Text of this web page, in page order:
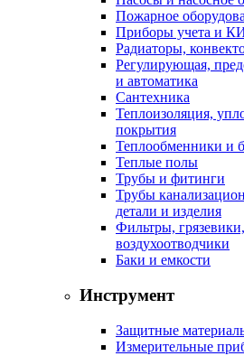
Пожарное
Приборы учета и
Радиаторы,
Регулирующая,
и автоматика
Сантехника
Теплоизоляция,
покрытия
Теплообменники и
Теплые полы
Трубы и фитинги
Трубы
детали и изделия
Фильтры,
воздухоотводчики
Баки и емкости
Инструмент
Защитные
Измерительные